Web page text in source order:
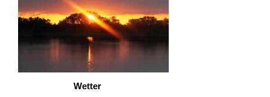
Wetter